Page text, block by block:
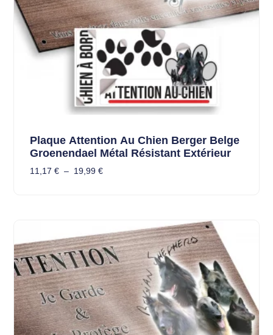
Plaque Attention Au Chien Berger Belge
Groenendael Métal Résistant Extérieur
11,17 € – 19,99 €